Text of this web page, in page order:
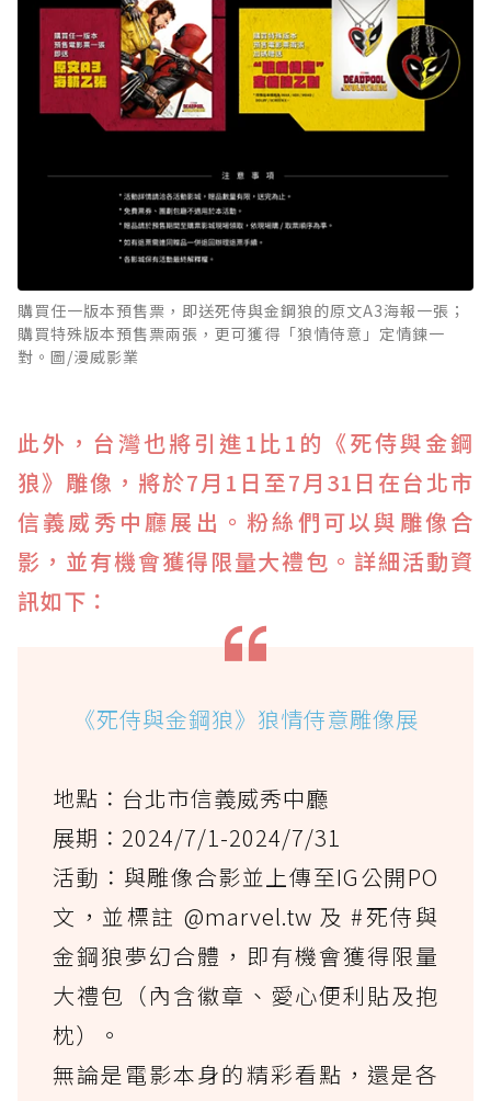
購買任一版本預售票，即送死侍與金鋼狼的原文A3海報一張；
購買特殊版本預售票兩張，更可獲得「狼情侍意」定情鍊一
對。圖/漫威影業
此外，台灣也將引進1比1的《死侍與金鋼
狼》雕像，將於7月1日至7月31日在台北市
信義威秀中廳展出。粉絲們可以與雕像合
影，並有機會獲得限量大禮包。詳細活動資
訊如下：
《死侍與金鋼狼》狼情侍意雕像展
地點：台北市信義威秀中廳
展期：2024/7/1-2024/7/31
活動：與雕像合影並上傳至IG公開PO
文，並標註 @marvel.tw 及 #死侍與
金鋼狼夢幻合體，即有機會獲得限量
大禮包（內含徽章、愛心便利貼及抱
枕）。
無論是電影本身的精彩看點，還是各